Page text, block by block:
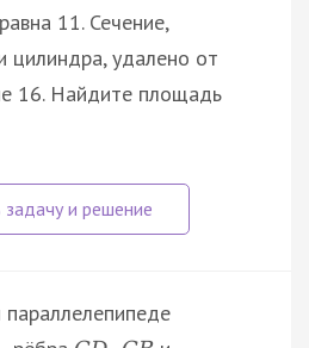
11. Сечение,
цилиндра, удалено от
16. Найдите площадь